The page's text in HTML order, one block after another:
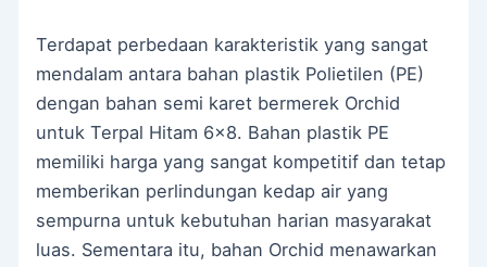
Terdapat perbedaan karakteristik yang sangat
mendalam antara bahan plastik Polietilen (PE)
dengan bahan semi karet bermerek Orchid
untuk Terpal Hitam 6×8. Bahan plastik PE
memiliki harga yang sangat kompetitif dan tetap
memberikan perlindungan kedap air yang
sempurna untuk kebutuhan harian masyarakat
luas. Sementara itu, bahan Orchid menawarkan